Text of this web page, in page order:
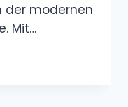
der modernen
Mit…